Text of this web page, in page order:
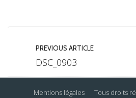
PREVIOUS ARTICLE
DSC_0903
Mentions légalesTous droits